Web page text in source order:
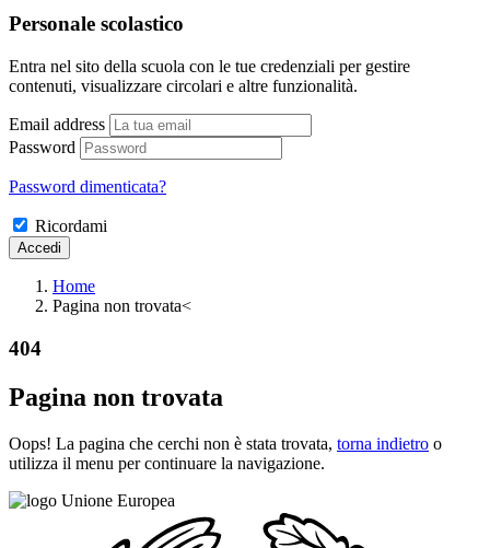
Personale scolastico
Entra nel sito della scuola con le tue credenziali per gestire
contenuti, visualizzare circolari e altre funzionalità.
Email address
Password
Password dimenticata?
Ricordami
Home
Pagina non trovata<
404
Pagina non trovata
Oops! La pagina che cerchi non è stata trovata, torna indietro o
utilizza il menu per continuare la navigazione.